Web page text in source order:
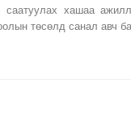
хашаа
төсөлд санал авч